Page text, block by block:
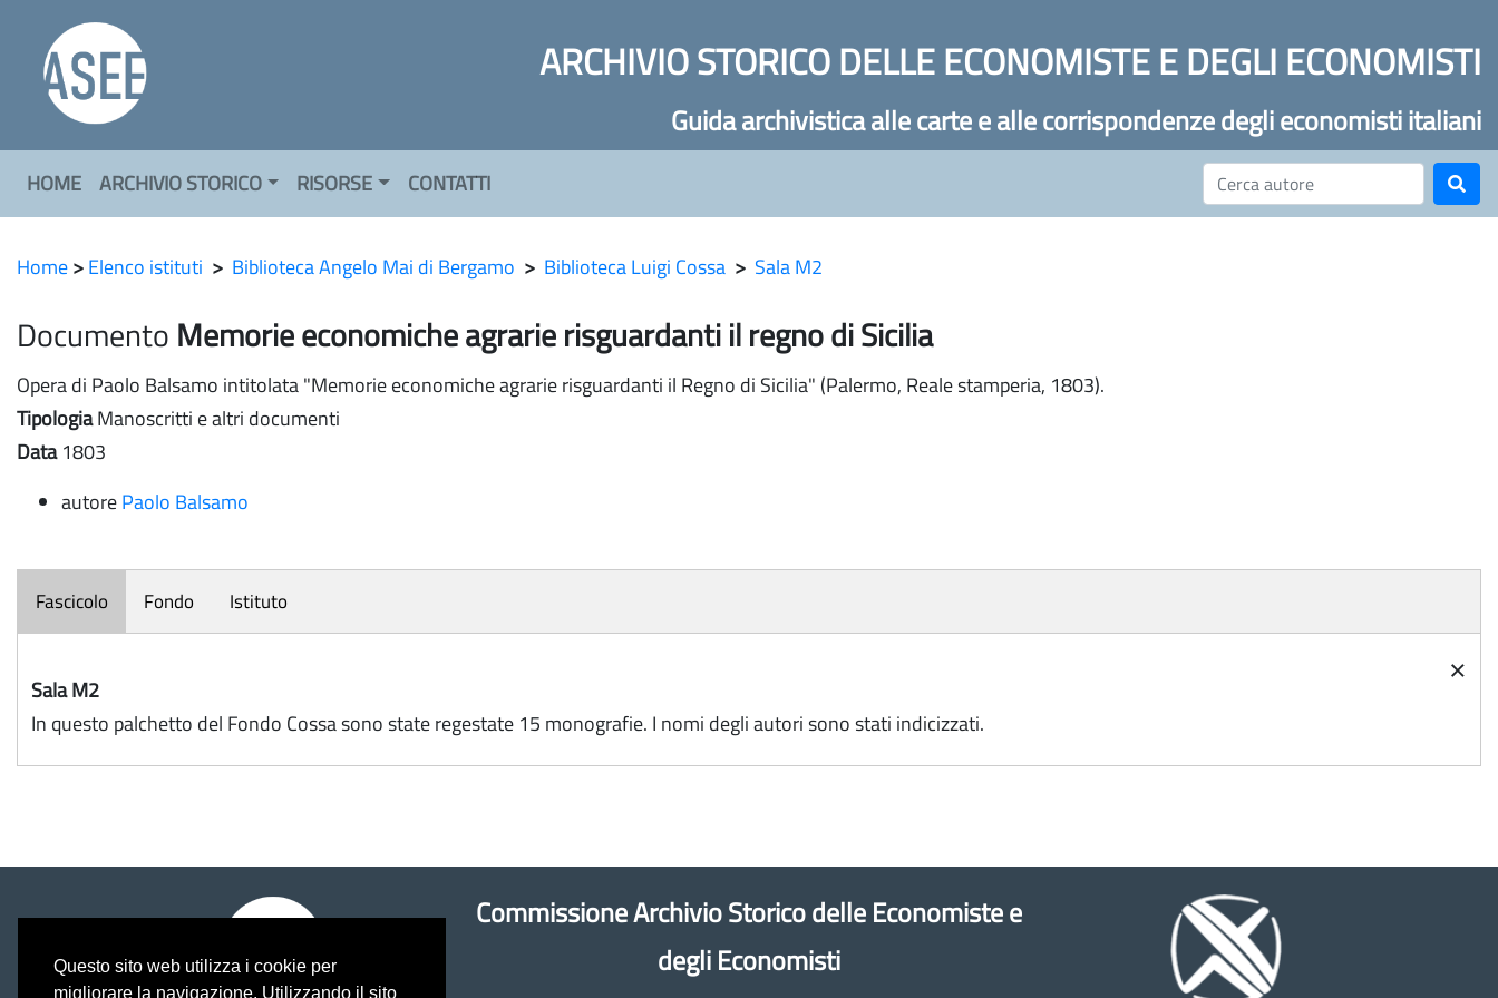
Questo sito web utilizza i cookie per
migliorare la navigazione. Utilizzando il sito
ARCHIVIO STORICO DELLE ECONOMISTE E DEGLI ECONOMISTI
Guida archivistica alle carte e alle corrispondenze degli economisti italiani
HOME ARCHIVIO STORICO RISORSE CONTATTI
Home>Elenco istituti > Biblioteca Angelo Mai di Bergamo > Biblioteca Luigi Cossa > Sala M2
Documento Memorie economiche agrarie risguardanti il regno di Sicilia
Opera di Paolo Balsamo intitolata "Memorie economiche agrarie risguardanti il Regno di Sicilia" (Palermo, Reale stamperia, 1803).
TipologiaManoscritti e altri documenti
Data1803
autorePaolo Balsamo
Fascicolo Fondo Istituto
×
Sala M2
In questo palchetto del Fondo Cossa sono state regestate 15 monografie. I nomi degli autori sono stati indicizzati.
Commissione Archivio Storico delle Economiste e
degli Economisti